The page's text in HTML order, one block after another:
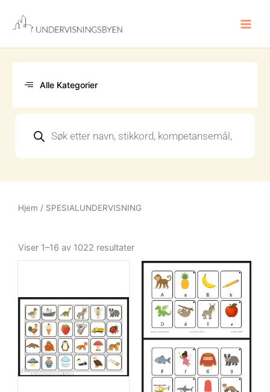
innholdet
Alle Kategorier
search
Hjem / SPESIALUNDERVISNING
Viser 1–16 av 1022 resultateretter